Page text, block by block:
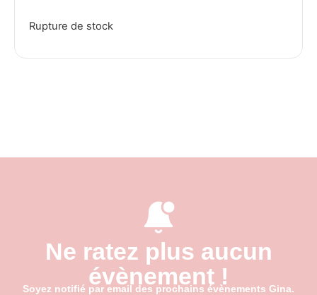
Rupture de stock
Ne ratez plus aucun
évènement !
Soyez notifié par email des prochains évènements Gina.